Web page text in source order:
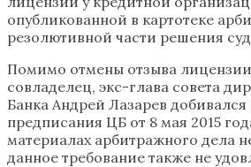
опубликованной в картотеке
резолютивной части решения
Помимо отмены отзыва
совладелец, экс-глава совета
Банка Андрей Лазарев
предписания ЦБ от 8 мая 2015
материалах арбитражного дела
данное требование также не